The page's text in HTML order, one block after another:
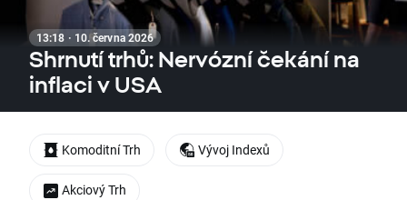
13:18 · 10. června 2026
Shrnutí trhů: Nervózní čekání na
inflaci v USA
Komoditní Trh Vývoj Indexů
Akciový Trh